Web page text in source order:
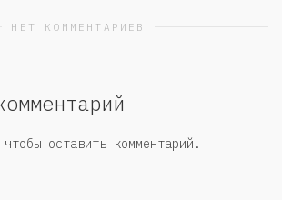
НЕТ КОММЕНТАРИЕВ
чтобы оставить комментарий.